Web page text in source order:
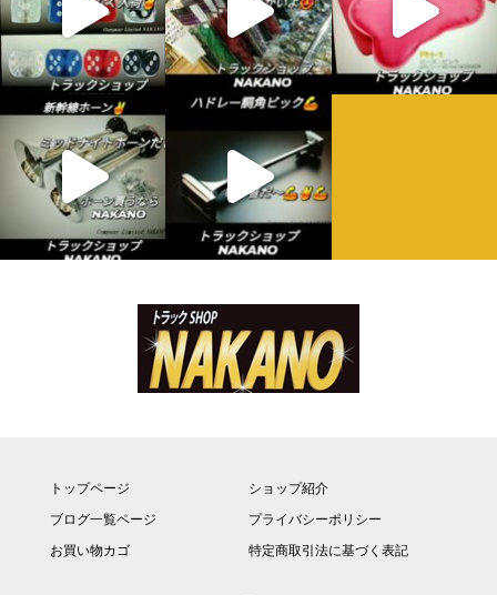
トップページ
ブログ一覧ページ
お買い物カゴ
ショップ紹介
プライバシーポリシー
特定商取引法に基づく表記